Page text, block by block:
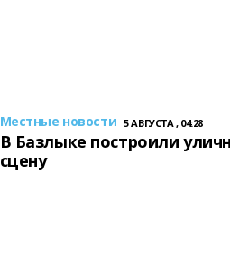
Местные новости 5 АВГУСТА , 04:28
В Базлыке построили
сцену